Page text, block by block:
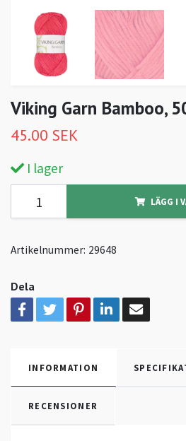
Viking Garn Bamboo,
45.00 SEK
I lager
LÄGG I
Artikelnummer: 29648
Dela
INFORMATION
RECENSIONER